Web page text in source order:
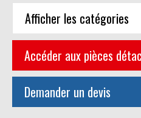
Afficher les catégories
Accéder aux pièces
Demander un devis